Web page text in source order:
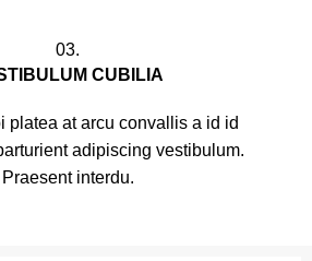
03.
CUBILIA
platea at arcu convallis a id id
adipiscing vestibulum.
Praesent interdu.